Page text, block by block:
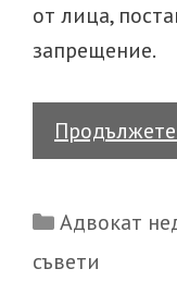
от лица,
запрещение.
Categories
Адвокат
съвети